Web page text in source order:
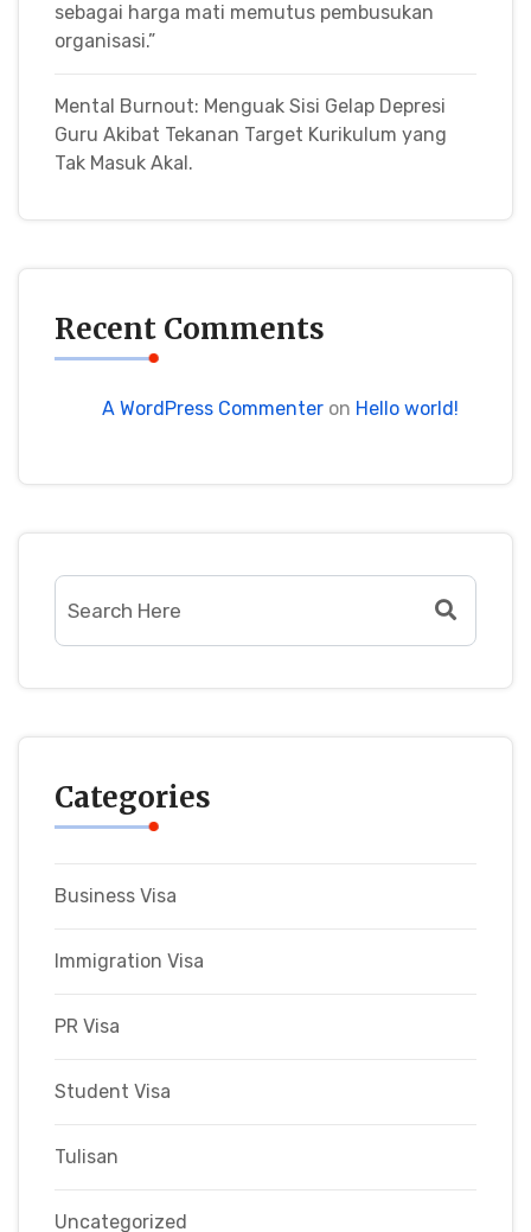
sebagai harga mati memutus pembusukan
organisasi.”
Mental Burnout: Menguak Sisi Gelap Depresi
Guru Akibat Tekanan Target Kurikulum yang
Tak Masuk Akal.
Recent Comments
A WordPress Commenter on Hello world!
Categories
Business Visa
Immigration Visa
PR Visa
Student Visa
Tulisan
Uncategorized